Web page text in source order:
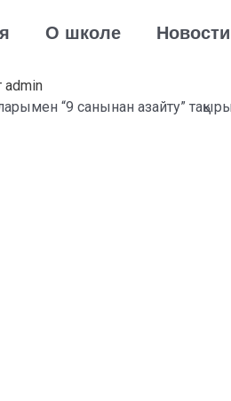
О школе Новости
admin
“9 санынан азайту”